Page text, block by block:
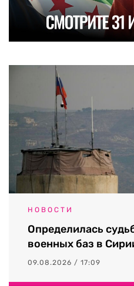
НОВОСТИ
Определилась
военных баз в
09.08.2026 / 17:09